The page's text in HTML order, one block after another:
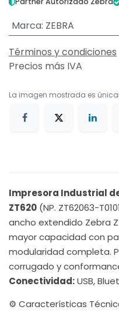
Marca: ZEBRA
Términos y condiciones
Precios más IVA
La imagen mostrada es
Impresora Industrial
ZT620 (NP. ZT62063-
ancho extendido Zebra
mayor capacidad con
modularidad completa.
corrugado y
Conectividad:USB,
⚙️ Características